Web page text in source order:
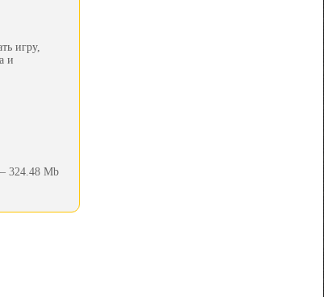
игру,
и
324.48 Mb